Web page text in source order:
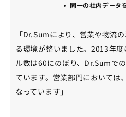
同一の社内データ
「Dr.Sumにより、営業や物流
る環境が整いました。2013年
ル数は60にのぼり、Dr.Sumで
ています。営業部門においては
なっています」